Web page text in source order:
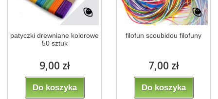
patyczki drewniane kolorowe
50 sztuk
9,00 zł
Do koszyka
filofun scoubidou filofuny
7,00 zł
Do koszyka